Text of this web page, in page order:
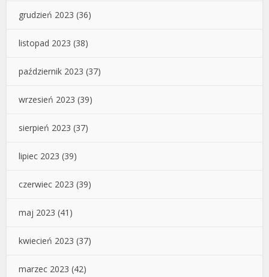
grudzień 2023 (36)
listopad 2023 (38)
październik 2023 (37)
wrzesień 2023 (39)
sierpień 2023 (37)
lipiec 2023 (39)
czerwiec 2023 (39)
maj 2023 (41)
kwiecień 2023 (37)
marzec 2023 (42)